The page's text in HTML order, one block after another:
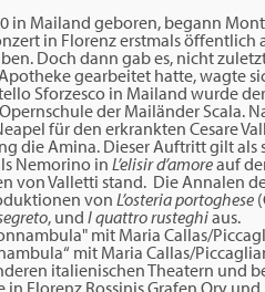
in Mailand geboren, begann
in Florenz erstmals
Doch dann gab es, nicht
gearbeitet hatte, wagte
Sforzesco in Mailand wurde
der Mailänder Scala.
für den erkrankten Cesare
die Amina. Dieser Auftritt gilt
Nemorino in L’elisir d’amoreauf
von Valletti stand. Die Annalen
vonL’osteria portoghese
, und I quattro rusteghiaus.
mit Maria Callas/
italienischen Theatern und
Florenz Rossinis Grafen Ory